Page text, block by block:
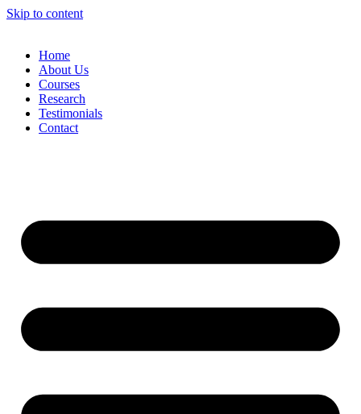
Skip to content
Home
About Us
Courses
Research
Testimonials
Contact